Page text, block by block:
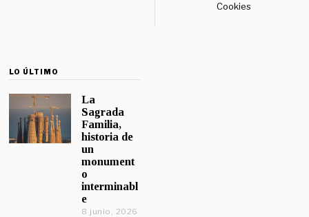
Cookies
LO ÚLTIMO
La
Sagrada
Familia,
historia de
un
monument
o
interminabl
e
8 junio, 2026